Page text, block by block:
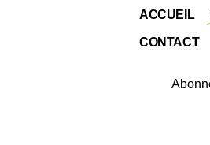
ACCUEIL
CONTACT